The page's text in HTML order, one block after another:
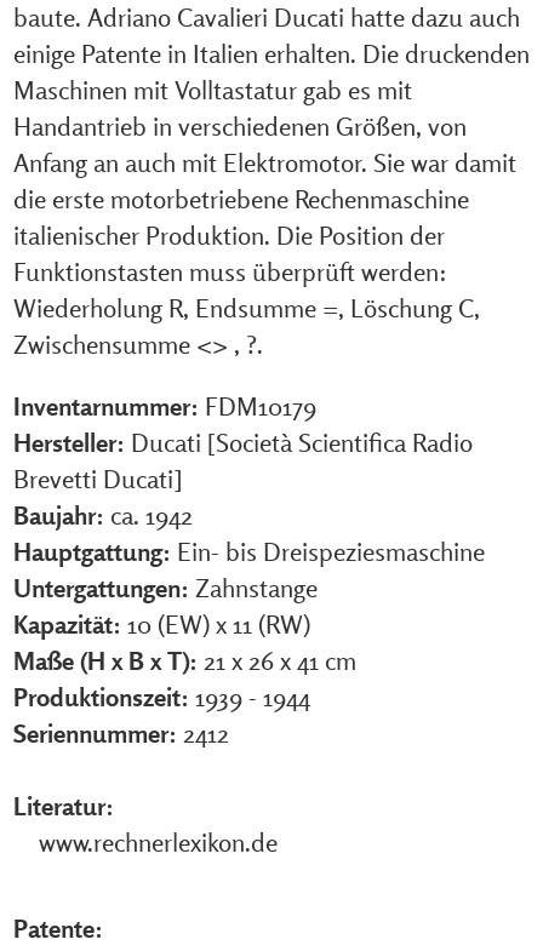
baute. Adriano Cavalieri Ducati hatte dazu auch
einige Patente in Italien erhalten. Die druckenden
Maschinen mit Volltastatur gab es mit
Handantrieb in verschiedenen Größen, von
Anfang an auch mit Elektromotor. Sie war damit
die erste motorbetriebene Rechenmaschine
italienischer Produktion. Die Position der
Funktionstasten muss überprüft werden:
Wiederholung R, Endsumme =, Löschung C,
Zwischensumme <> , ?.
Inventarnummer: FDM10179
Hersteller: Ducati [Società Scientifica Radio
Brevetti Ducati]
Baujahr: ca. 1942
Hauptgattung: Ein- bis Dreispeziesmaschine
Untergattungen: Zahnstange
Kapazität: 10 (EW) x 11 (RW)
Maße (H x B x T): 21 x 26 x 41 cm
Produktionszeit: 1939 - 1944
Seriennummer: 2412
Literatur:
www.rechnerlexikon.de
Patente: